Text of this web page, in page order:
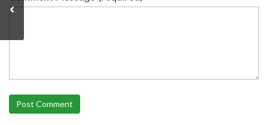
Post Comment